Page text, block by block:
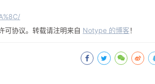
可协议。转载请注明来自 Notype 的博客！